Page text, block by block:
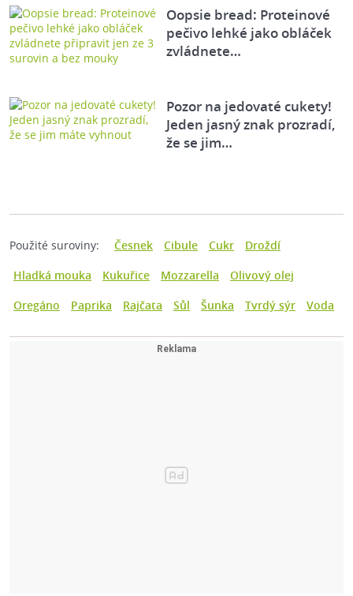
Oopsie bread: Proteinové
pečivo lehké jako obláček
zvládnete…
Pozor na jedovaté cukety!
Jeden jasný znak prozradí,
že se jim…
Použité suroviny: Česnek Cibule Cukr
Droždí
Hladká mouka
Kukuřice Mozzarella
Olivový olej
Oregáno
Paprika Rajčata Sůl Šunka Tvrdý sýr Voda